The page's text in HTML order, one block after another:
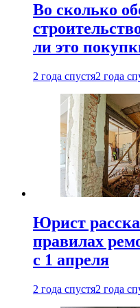
Во сколько
ли это
2 года спустя2 года
Юрист
правилах
с 1 апреля
2 года спустя2 года